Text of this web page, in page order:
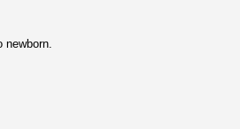
newborn.